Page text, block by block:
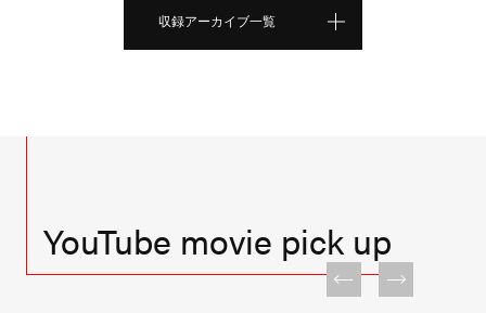
収録アーカイブ一覧
YouTube movie pick up